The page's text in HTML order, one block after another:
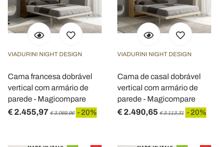
VIADURINI NIGHT DESIGN
Cama francesa dobrável
vertical com armário de
parede - Magicompare
€ 2.455,97 € 3.069,96 - 20%
VIADURINI NIGHT DESIGN
Cama de casal dobrável
vertical com armário de
parede - Magicompare
€ 2.490,65 € 3.113,31 - 20%